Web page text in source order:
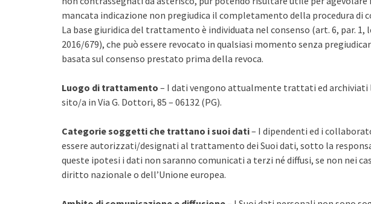
mancata indicazione non pregiudica il completamento della procedura di
La base giuridica del trattamento è individuata nel consenso (art. 6, par. 1,
2016/679), che può essere revocato in qualsiasi momento senza
basata sul consenso prestato prima della revoca.
Luogo di trattamento – I dati vengono attualmente trattati ed archiviati
sito/a in Via G. Dottori, 85 – 06132 (PG).
Categorie soggetti che trattano i suoi dati– I dipendenti ed i
essere autorizzati/designati al trattamento dei Suoi dati, sotto la
queste ipotesi i dati non saranno comunicati a terzi né diffusi, se non nei
diritto nazionale o dell’Unione europea.